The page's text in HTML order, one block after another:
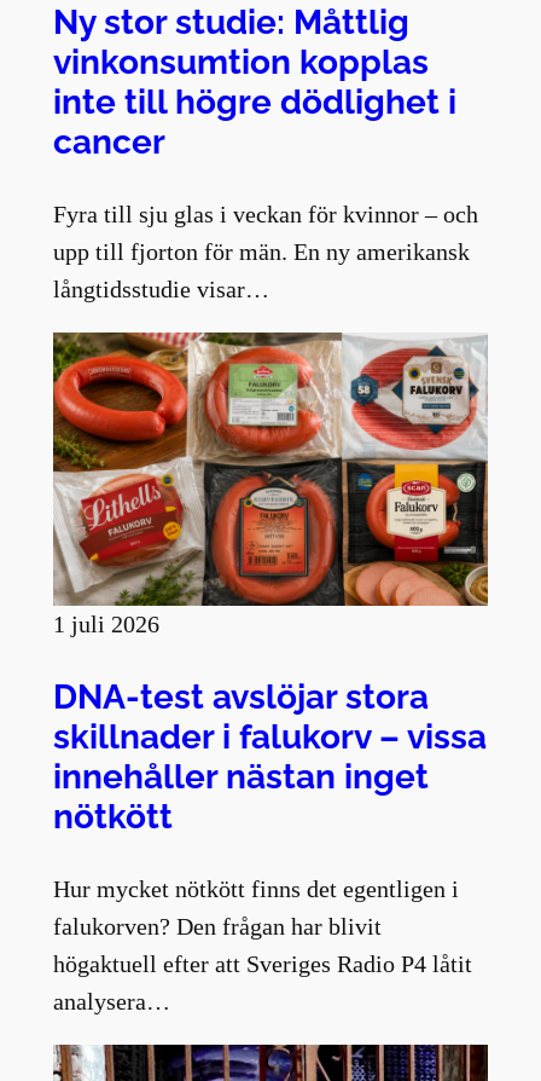
Ny stor studie: Måttlig
vinkonsumtion kopplas
inte till högre dödlighet i
cancer
Fyra till sju glas i veckan för kvinnor – och
upp till fjorton för män. En ny amerikansk
långtidsstudie visar…
1 juli 2026
DNA-test avslöjar stora
skillnader i falukorv – vissa
innehåller nästan inget
nötkött
Hur mycket nötkött finns det egentligen i
falukorven? Den frågan har blivit
högaktuell efter att Sveriges Radio P4 låtit
analysera…